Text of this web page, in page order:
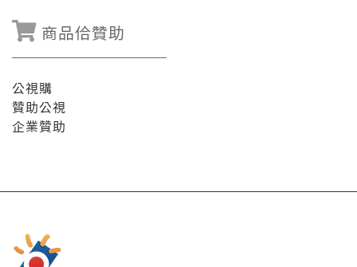
商品佮贊助
公視購
贊助公視
企業贊助